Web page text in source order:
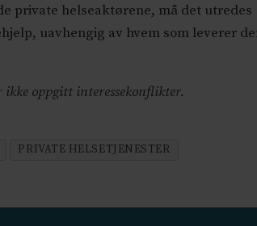
private helseaktørene, må det utredes
uavhengig av hvem som leverer
oppgitt interessekonflikter.
PRIVATE HELSETJENESTER